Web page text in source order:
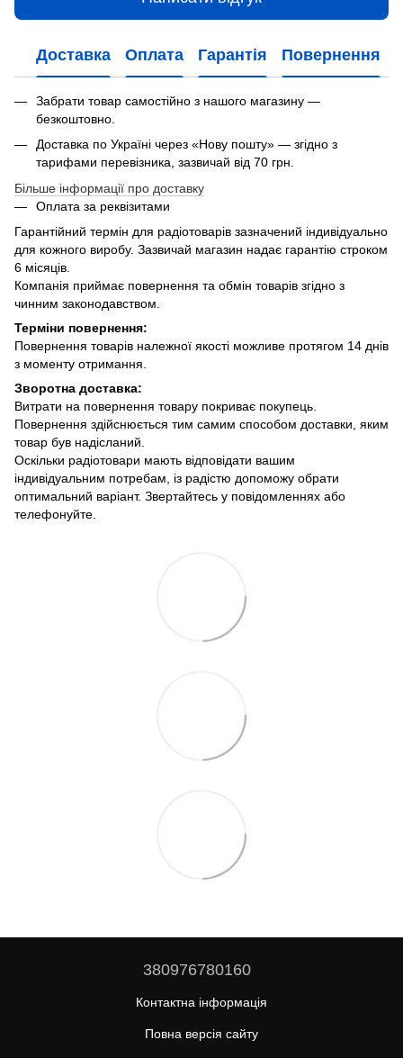
Доставка Оплата Гарантія Повернення
Забрати товар самостійно з нашого магазину —
безкоштовно.
Доставка по Україні через «Нову пошту» — згідно з
тарифами перевізника, зазвичай від 70 грн.
Більше інформації про доставку
Оплата за реквізитами
Гарантійний термін для радіотоварів зазначений індивідуально
для кожного виробу. Зазвичай магазин надає гарантію строком
6 місяців.
Компанія приймає повернення та обмін товарів згідно з
чинним законодавством.
Терміни повернення:
Повернення товарів належної якості можливе протягом 14 днів
з моменту отримання.
Зворотна доставка:
Витрати на повернення товару покриває покупець.
Повернення здійснюється тим самим способом доставки, яким
товар був надісланий.
Оскільки радіотовари мають відповідати вашим
індивідуальним потребам, із радістю допоможу обрати
оптимальний варіант. Звертайтесь у повідомленнях або
телефонуйте.
380976780160
Контактна інформація
Повна версія сайту